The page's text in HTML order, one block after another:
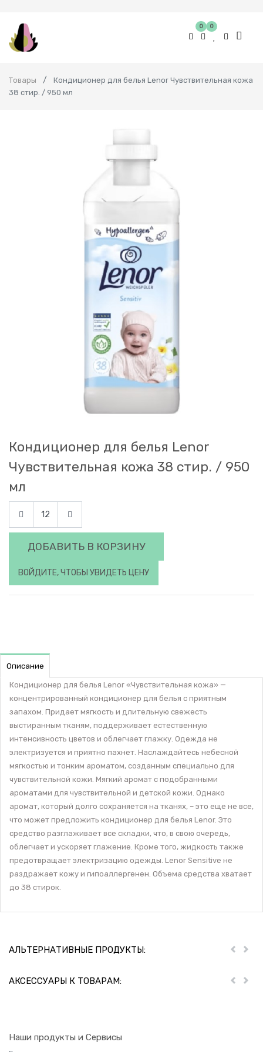
0 0
Товары
Кондиционер для белья Lenor Чувствительная кожа
38 стир. / 950 мл
Кондиционер для белья Lenor
Чувствительная кожа 38 стир. / 950
мл
ДОБАВИТЬ В КОРЗИНУ
ВОЙДИТЕ, ЧТОБЫ УВИДЕТЬ ЦЕНУ
Описание
Кондиционер для белья Lenor «Чувствительная кожа» —
концентрированный кондиционер для белья с приятным
запахом. Придает мягкость и длительную свежесть
выстиранным тканям, поддерживает естественную
интенсивность цветов и облегчает глажку. Одежда не
электризуется и приятно пахнет. Наслаждайтесь небесной
мягкостью и тонким ароматом, созданным специально для
чувствительной кожи. Мягкий аромат с подобранными
ароматами для чувствительной и детской кожи. Однако
аромат, который долго сохраняется на тканях, – это еще не все,
что может предложить кондиционер для белья Lenor. Это
средство разглаживает все складки, что, в свою очередь,
облегчает и ускоряет глажение. Кроме того, жидкость также
предотвращает электризацию одежды. Lenor Sensitive не
раздражает кожу и гипоаллергенен. Объема средства хватает
до 38 стирок.
АЛЬТЕРНАТИВНЫЕ ПРОДУКТЫ: Пред
АКСЕССУАРЫ К ТОВАРАМ: Пред
Наши продукты и Сервисы